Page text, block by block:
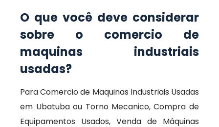
O que você deve considerar
sobre o comercio de
maquinas industriais
usadas?
Para Comercio de Maquinas Industriais Usadas
em Ubatuba ou Torno Mecanico, Compra de
Equipamentos Usados, Venda de Máquinas